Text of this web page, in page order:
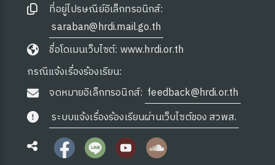
ที่อยู่ไปรษณีย์อิเล็กทรอนิกส์:
saraban@hrdi.mail.go.th
ชื่อโดเมนเว็บไซต์: www.hrdi.or.th
กรณีแจ้งเรื่องร้องเรียน:
จดหมายอิเล็กทรอนิกส์: feedback@hrdi.or.th
ระบบแจ้งเรื่องร้องเรียนผ่านเว็บไซต์ของ สวพส.